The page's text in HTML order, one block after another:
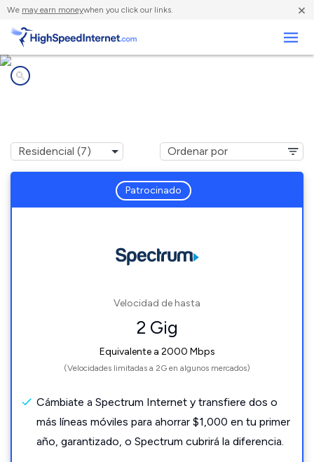
We may earn moneywhen you click our links. ×
Patrocinado
Velocidad de hasta
2 Gig
Equivalente a 2000 Mbps
(Velocidades limitadas a 2G en algunos mercados)
Cámbiate a Spectrum Internet y transfiere dos o
más líneas móviles para ahorrar $1,000 en tu primer
año, garantizado, o Spectrum cubrirá la diferencia.